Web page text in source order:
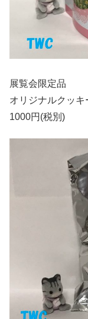
展覧会限定品
オリジナルクッキ
1000円(税別)